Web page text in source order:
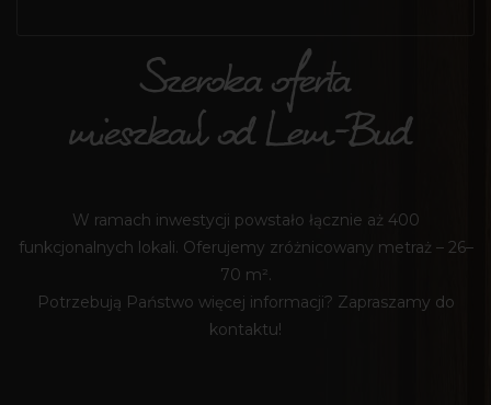
Szeroka oferta
mieszkań od Lem-Bud
W ramach inwestycji powstało łącznie aż 400
funkcjonalnych lokali. Oferujemy zróżnicowany metraż – 26–
70 m².
Potrzebują Państwo więcej informacji? Zapraszamy do
kontaktu!